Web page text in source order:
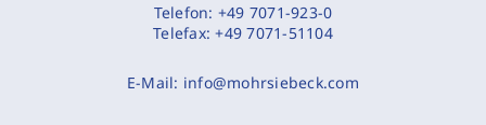
Telefon: +49 7071-923-0
Telefax:+49 7071-51104
E-Mail: info@mohrsiebeck.com